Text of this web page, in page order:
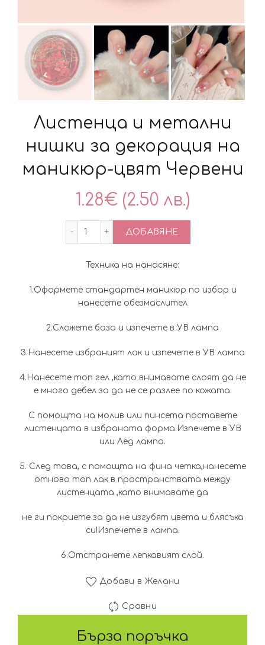
Листенца и метални
нишки за декорация на
маникюр-цвят Червени
1.28€ (2.50 лв.)
ДОБАВЯНЕ
Техника на нанасяне:
1.Оформете стандартен маникюр по избор и
нанесете обезмаслител
2.Сложете база и изпечете в УВ лампа
3.Нанесете избраният лак и изпечете в УВ лампа
4.Нанесете топ гел ,като внимавате слоят да не
е много дебел за да не се разлее по кожата.
С помощта на молив или пинсета поставете
листенцата в избраната форма.Изпечете в УВ
или Лед лампа.
5. След това, с помощта на фина четка,нанесете
отново топ лак в пространствата между
листенцата ,като внимавате да
не ги покриете за да не изгубят цвета и блясъка
си!Изпечете в лампа.
6.Отстранете лепкавият слой.
Добави в Желани
Сравни
Бърза поръчка